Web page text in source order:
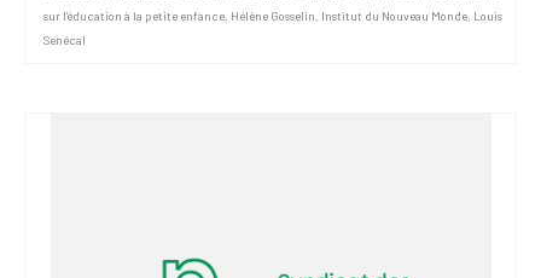
sur l’éducation à la petite enfance, Hélène Gosselin, Institut du Nouveau Monde, Louis
Senécal